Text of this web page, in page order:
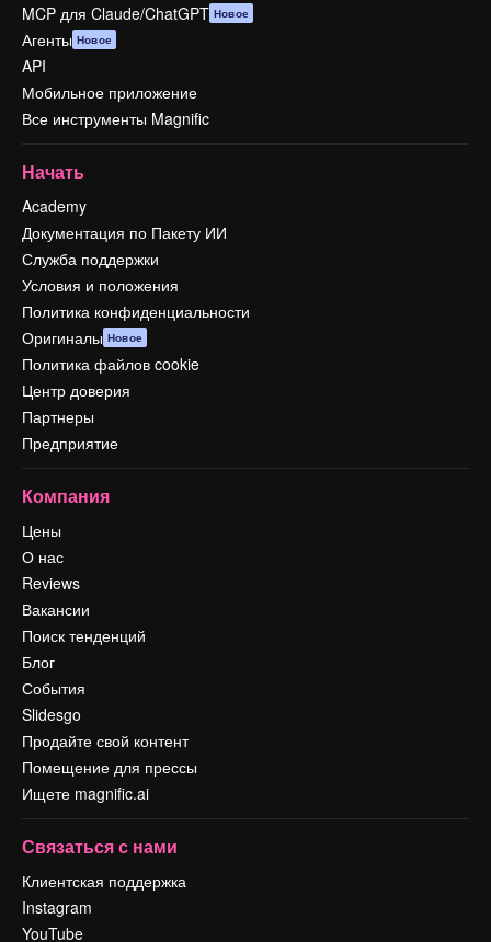
MCP для Claude/ChatGPT Новое
Агенты Новое
API
Мобильное приложение
Все инструменты Magnific
Начать
Academy
Документация по Пакету ИИ
Служба поддержки
Условия и положения
Политика конфиденциальности
Оригиналы Новое
Политика файлов cookie
Центр доверия
Партнеры
Предприятие
Компания
Цены
О нас
Reviews
Вакансии
Поиск тенденций
Блог
События
Slidesgo
Продайте свой контент
Помещение для прессы
Ищете magnific.ai
Связаться с нами
Клиентская поддержка
Instagram
YouTube